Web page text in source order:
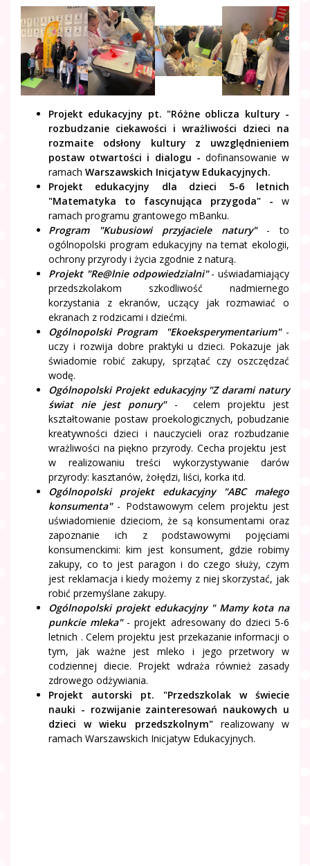
Projekt edukacyjny pt. "Różne oblicza kultury -
rozbudzanie ciekawości i wrażliwości dzieci na
rozmaite odsłony kultury z uwzględnieniem
postaw otwartości i dialogu - dofinansowanie w
ramach Warszawskich Inicjatyw Edukacyjnych.
Projekt edukacyjny dla dzieci 5-6 letnich
"Matematyka to fascynująca przygoda" - w
ramach programu grantowego mBanku.
Program "Kubusiowi przyjaciele natury"
- to
ogólnopolski program edukacyjny na temat ekologii,
ochrony przyrody i życia zgodnie z naturą.
Projekt "Re@lnie odpowiedzialni"- uświadamiający
przedszkolakom szkodliwość nadmiernego
korzystania z ekranów, uczący jak rozmawiać o
ekranach z rodzicami i dziećmi.
Ogólnopolski Program "Ekoeksperymentarium"-
uczy i rozwija dobre praktyki u dzieci. Pokazuje jak
świadomie robić zakupy, sprzątać czy oszczędzać
wodę.
Ogólnopolski Projekt edukacyjny "Z darami natury
świat nie jest ponury"
- celem projektu jest
kształtowanie postaw proekologicznych, pobudzanie
kreatywności dzieci i nauczycieli oraz rozbudzanie
wrażliwości na piękno przyrody. Cecha projektu jest
w realizowaniu treści wykorzystywanie darów
przyrody: kasztanów, żołędzi, liści, korka itd.
Ogólnopolski projekt edukacyjny "ABC małego
konsumenta"- Podstawowym celem projektu jest
uświadomienie dzieciom, że są konsumentami oraz
zapoznanie ich z podstawowymi pojęciami
konsumenckimi: kim jest konsument, gdzie robimy
zakupy, co to jest paragon i do czego służy, czym
jest reklamacja i kiedy możemy z niej skorzystać, jak
robić przemyślane zakupy.
Ogólnopolski projekt edukacyjny " Mamy kota na
punkcie mleka"- projekt adresowany do dzieci 5-6
letnich . Celem projektu jest przekazanie informacji o
tym, jak ważne jest mleko i jego przetwory w
codziennej diecie. Projekt wdraża również zasady
zdrowego odżywiania.
Projekt autorski pt. "Przedszkolak w świecie
nauki - rozwijanie zainteresowań naukowych u
dzieci w wieku przedszkolnym"realizowany w
ramach Warszawskich Inicjatyw Edukacyjnych.